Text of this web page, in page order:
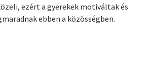
ezért a gyerekek motiváltak és
ebben a közösségben.